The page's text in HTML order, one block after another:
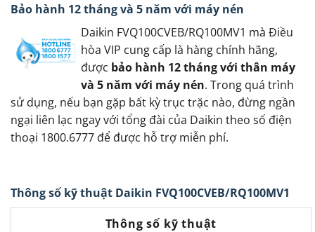
Bảo hành 12 tháng và 5 năm với máy nén
Daikin FVQ100CVEB/RQ100MV1 mà Điều
hòa VIP cung cấp là hàng chính hãng,
được bảo hành 12 tháng với thân máy
và 5 năm với máy nén. Trong quá trình
sử dụng, nếu bạn gặp bất kỳ trục trặc nào, đừng ngần
ngại liên lạc ngay với tổng đài của Daikin theo số điện
thoại 1800.6777 để được hỗ trợ miễn phí.
Thông số kỹ thuật Daikin FVQ100CVEB/RQ100MV1
Thông số kỹ thuật